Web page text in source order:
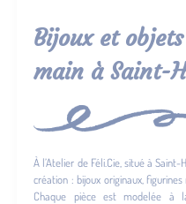
Bijoux et
main à Saint-
À l’Atelier de Féli.Cie, situé à
création : bijoux originaux,
Chaque pièce est modelée à